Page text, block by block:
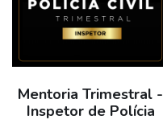
Mentoria Trimestral -
Inspetor de Polícia